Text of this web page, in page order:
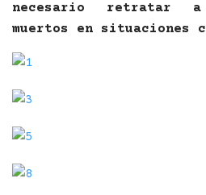
necesario retratar
muertos en situaciones